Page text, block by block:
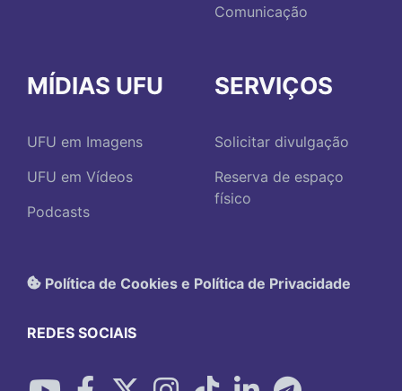
Comunicação
MÍDIAS UFU
UFU em Imagens
UFU em Vídeos
Podcasts
SERVIÇOS
Solicitar divulgação
Reserva de espaço
físico
Política de Cookies e Política de Privacidade
REDES SOCIAIS